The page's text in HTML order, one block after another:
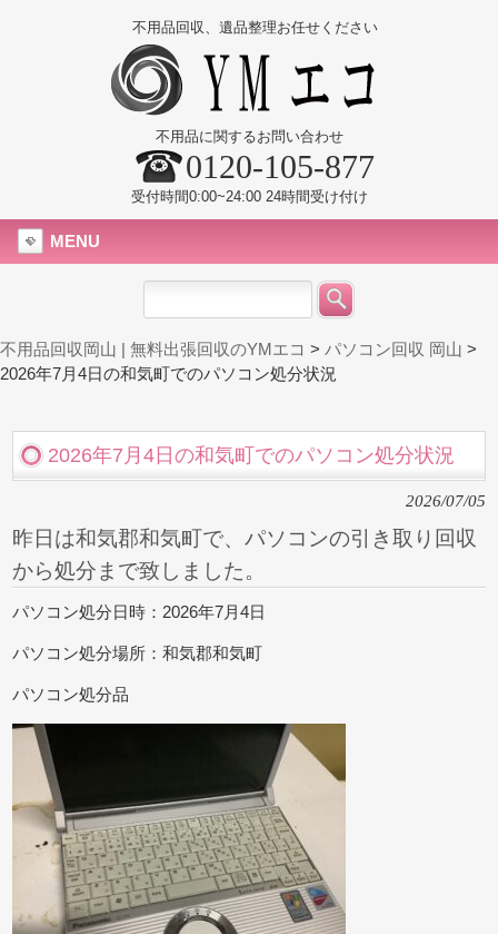
不用品回収、遺品整理お任せください
不用品に関するお問い合わせ
0120-105-877
受付時間0:00~24:00 24時間受け付け
MENU
不用品回収岡山 | 無料出張回収のYMエコ > パソコン回収 岡山 >
2026年7月4日の和気町でのパソコン処分状況
2026年7月4日の和気町でのパソコン処分状況
2026/07/05
昨日は和気郡和気町で、パソコンの引き取り回収
から処分まで致しました。
パソコン処分日時：2026年7月4日
パソコン処分場所：和気郡和気町
パソコン処分品